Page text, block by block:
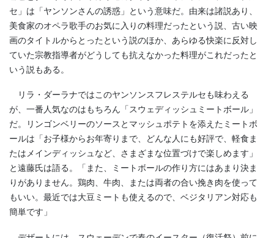
セ」は「ヤンソンさんの誘惑」という意味だ。由来は諸説あり、
美食家のオペラ歌手のお気に入りの料理だったという説、古い映
画のタイトルからとったという説のほか、あらゆる快楽に反対し
ていた宗教指導者がどうしても抗えなかった料理がこれだったと
いう説もある。
リラ・ダーラナではこのヤンソンスフレステルセも味わえる
が、一番人気なのはもちろん「スウェディッシュミートボール」
だ。リンゴンベリーのソースとマッシュポテトを添えたミートボ
ールは「お子様からお年寄りまで、どんな人にも好評で、軽食ま
たはメインディッシュなど、さまざまな位置づけで楽しめます」
と遠藤氏は語る。「また、ミートボールの作り方にはあまり決ま
りがありません。鶏肉、牛肉、または両者の合い挽き肉を使って
もいい。最近では大豆ミートも使えるので、ベジタリアン対応も
簡単です」